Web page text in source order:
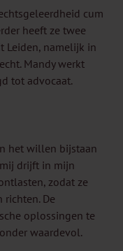
cum
heeft ze twee
Leiden, namelijk in
Mandy werkt
tot advocaat.
het willen bijstaan
drijft in mijn
zodat ze
De
oplossingen te
waardevol.